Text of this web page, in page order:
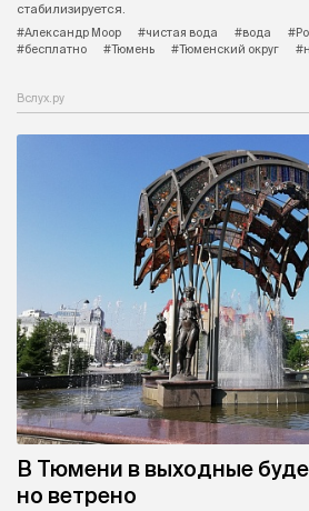
стабилизируется.
#Александр Моор
#чистая вода #вода
#бесплатно
#Тюмень #Тюменский округ
Вслух.ру
В Тюмени в выходные
но ветрено